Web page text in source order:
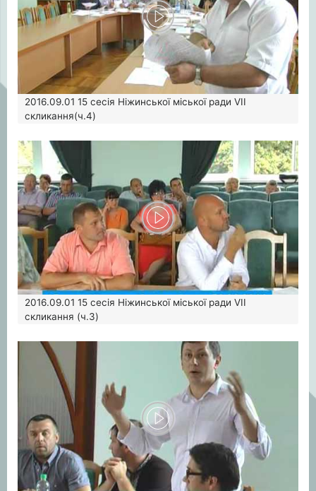
2016.09.01 15 сесія Ніжинської міської ради VІІ
скликання(ч.4)
2016.09.01 15 сесія Ніжинської міської ради VІІ
скликання (ч.3)